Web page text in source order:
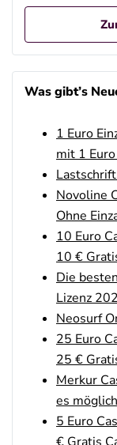
AGB
AGB
500
AGB
Was gibt’s
1 Euro
mit 1
Novoline
Ohne
10 Euro
10 €
Die
Lizenz
Neosurf
25 Euro
25 €
Merkur
es
5 Euro